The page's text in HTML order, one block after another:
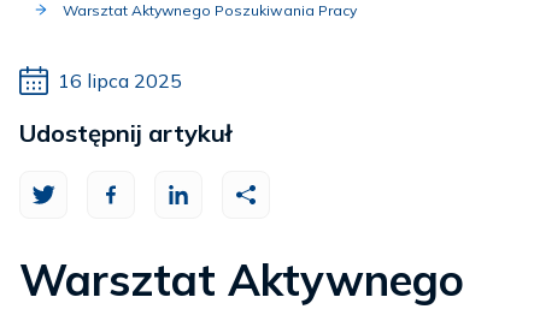
Warsztat Aktywnego Poszukiwania Pracy
16 lipca 2025
Warsztat Aktywnego
Udostępnij artykuł